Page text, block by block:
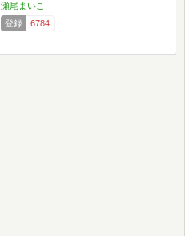
瀬尾まいこ
登録
6784